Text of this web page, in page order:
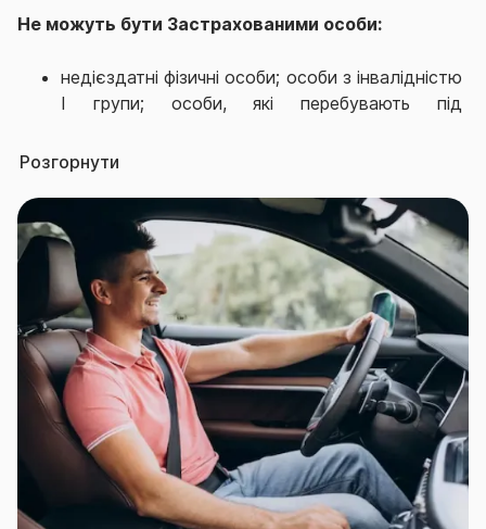
Не можуть бути Застрахованими особи:
недієздатні фізичні особи; особи з інвалідністю
І групи; особи, які перебувають під
встановлено діагнози, пов'язаних з психічними
туберкульозом, ВІЛ-інфекцією; особи у віці
молодше 1 (одного) року і старше 75
(сімдесяти п’яти) років;
особи, праця яких пов’язана з особливим
ризиком, щодо настання нещасного випадку:
спортсмени-аматори, що займаються
екстремальними видами спорту та/або розваг,
артисти цирку, акробати, дресирувальники
диких тварин, наїзники коней, каскадери;
особи, які виконують роботи в підземних
умовах.
Розгорнути